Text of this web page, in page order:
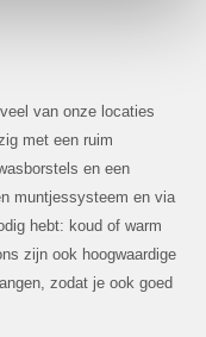
van onze locaties
met een ruim
en een
muntjessysteem en via
hebt: koud of warm
zijn ook hoogwaardige
zodat je ook goed